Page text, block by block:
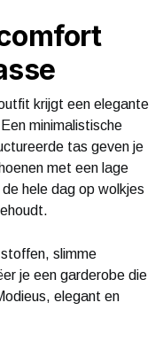
krijgt een elegante
minimalistische
tas geven je
met een lage
hele dag op wolkjes
slimme
je een garderobe die
elegant en